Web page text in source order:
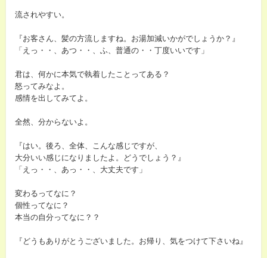
流されやすい。
『お客さん、髪の方流しますね。お湯加減いかがでしょうか？』
「えっ・・、あつ・・、ふ、普通の・・丁度いいです」
君は、何かに本気で執着したことってある？
怒ってみなよ。
感情を出してみてよ。
全然、分からないよ。
『はい。後ろ、全体、こんな感じですが、
大分いい感じになりましたよ。どうでしょう？』
「えっ・・、あっ・・、大丈夫です」
変わるってなに？
個性ってなに？
本当の自分ってなに？？
『どうもありがとうございました。お帰り、気をつけて下さいね』